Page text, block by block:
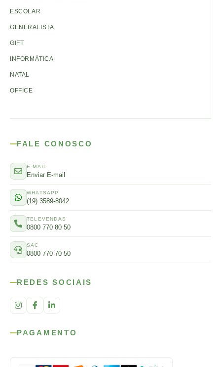
ESCOLAR
GENERALISTA
GIFT
INFORMÁTICA
NATAL
OFFICE
FALE CONOSCO
E-MAIL
Enviar E-mail
WHATSAPP
(19) 3589-8042
TELEVENDAS
0800 770 80 50
SAC
0800 770 70 50
REDES SOCIAIS
PAGAMENTO